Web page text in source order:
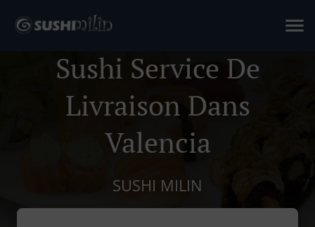
Sushi Service De
Livraison Dans
Valencia
SUSHI MILIN